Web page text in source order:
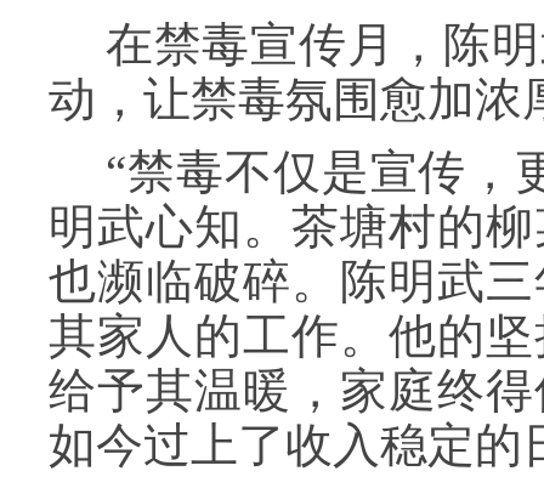
在禁毒宣传月，陈
动，让禁毒氛围愈加浓
“禁毒不仅是宣传，
明武心知。茶塘村的
也濒临破碎。陈明武
其家人的工作。他的
给予其温暖，家庭终
如今过上了收入稳定的